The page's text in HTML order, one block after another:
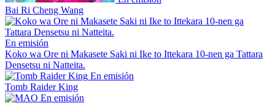
Bai Ri Cheng Wang
En emisión
Koko wa Ore ni Makasete Saki ni Ike to Ittekara 10-nen ga Tattara
Densetsu ni Natteita.
En emisión
Tomb Raider King
En emisión